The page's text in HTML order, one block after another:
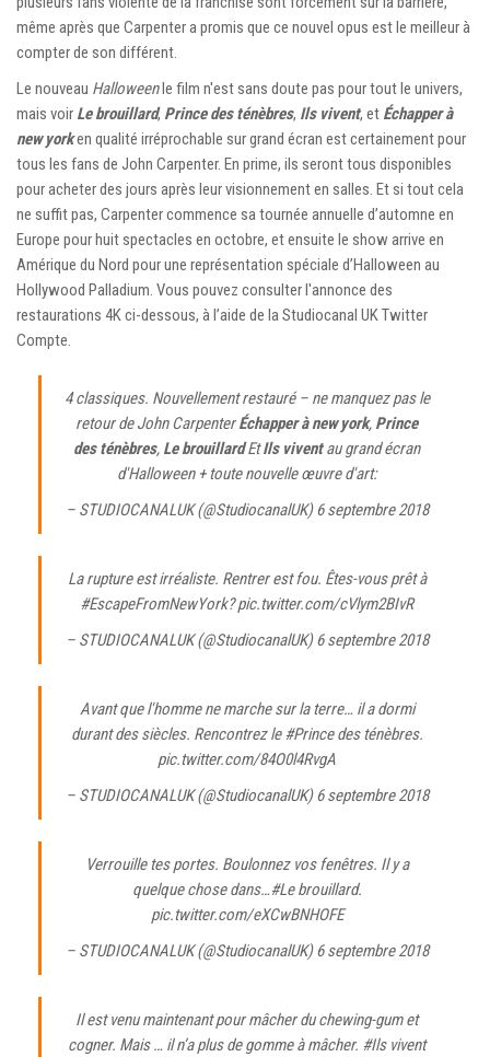
même après que Carpenter a promis que ce nouvel opus est le meilleur à
compter de son différent.
Le nouveau Halloweenle film n'est sans doute pas pour tout le univers,
mais voir Le brouillard, Prince des ténèbres, Ils vivent, et Échapper à
new yorken qualité irréprochable sur grand écran est certainement pour
tous les fans de John Carpenter. En prime, ils seront tous disponibles
pour acheter des jours après leur visionnement en salles. Et si tout cela
ne suffit pas, Carpenter commence sa tournée annuelle d’automne en
Europe pour huit spectacles en octobre, et ensuite le show arrive en
Amérique du Nord pour une représentation spéciale d’Halloween au
Hollywood Palladium. Vous pouvez consulter l'annonce des
restaurations 4K ci-dessous, à l’aide de la Studiocanal UK Twitter
Compte.
4 classiques. Nouvellement restauré – ne manquez pas le
retour de John CarpenterÉchapper à new york, Prince
des ténèbres, Le brouillardEtIls viventau grand écran
d'Halloween + toute nouvelle œuvre d'art:
– STUDIOCANALUK (@StudiocanalUK)6 septembre 2018
La rupture est irréaliste. Rentrer est fou. Êtes-vous prêt à
#EscapeFromNewYork?pic.twitter.com/cVlym2BIvR
– STUDIOCANALUK (@StudiocanalUK)6 septembre 2018
Avant que l'homme ne marche sur la terre… il a dormi
durant des siècles. Rencontrez le#Prince des ténèbres.
pic.twitter.com/84O0l4RvgA
– STUDIOCANALUK (@StudiocanalUK)6 septembre 2018
Verrouille tes portes. Boulonnez vos fenêtres. Il y a
quelque chose dans…#Le brouillard.
pic.twitter.com/eXCwBNHOFE
– STUDIOCANALUK (@StudiocanalUK)6 septembre 2018
Il est venu maintenant pour mâcher du chewing-gum et
cogner. Mais … il n’a plus de gomme à mâcher. #Ils vivent